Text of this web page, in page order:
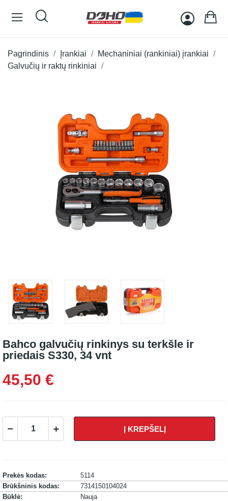
Pagrindinis Įrankiai
Mechaniniai (rankiniai) įrankiai
Galvučių ir raktų rinkiniai
Bahco galvučių rinkinys su terkšle ir
priedais S330, 34 vnt
45,50 €
Į KREPŠELĮ
Prekės kodas:
5114
Brūkšninis kodas:
7314150104024
Būklė:
Nauja